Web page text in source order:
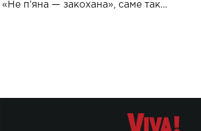
«Не пʼяна — закохана», саме так